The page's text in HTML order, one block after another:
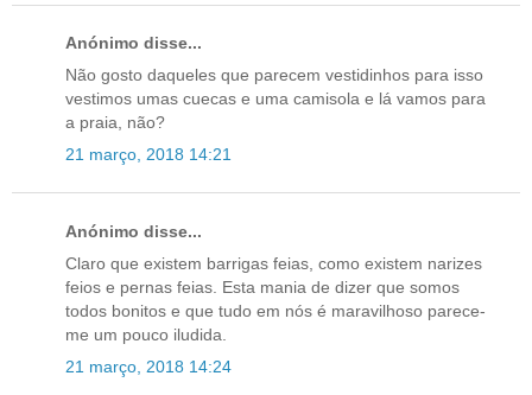
Anónimo disse...
Não gosto daqueles que parecem vestidinhos para isso
vestimos umas cuecas e uma camisola e lá vamos para
a praia, não?
21 março, 2018 14:21
Anónimo disse...
Claro que existem barrigas feias, como existem narizes
feios e pernas feias. Esta mania de dizer que somos
todos bonitos e que tudo em nós é maravilhoso parece-
me um pouco iludida.
21 março, 2018 14:24